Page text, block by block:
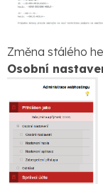
Změna stálého
Osobní